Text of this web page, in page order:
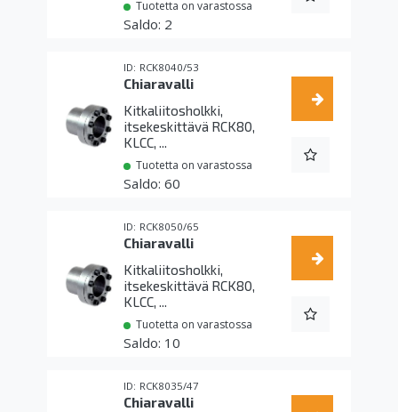
Tuotetta on varastossa
2
RCK8040/53
Chiaravalli
Kitkaliitosholkki,
itsekeskittävä RCK80,
KLCC, ...
Tuotetta on varastossa
60
RCK8050/65
Chiaravalli
Kitkaliitosholkki,
itsekeskittävä RCK80,
KLCC, ...
Tuotetta on varastossa
10
RCK8035/47
Chiaravalli